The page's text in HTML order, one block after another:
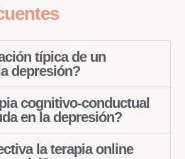
típica de un
depresión?
cognitivo-conductual
en la depresión?
la terapia online